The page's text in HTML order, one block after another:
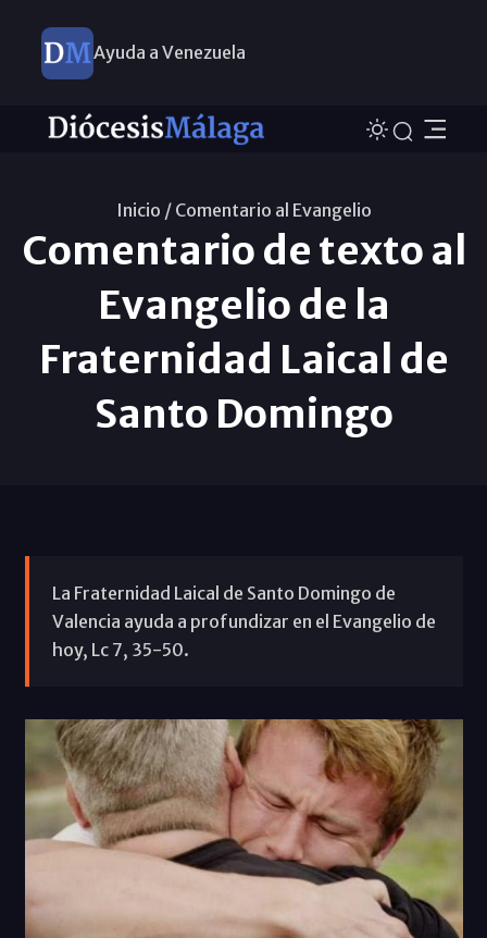
Ayuda a Venezuela
Inicio / Comentario al Evangelio
Comentario de texto al
Evangelio de la
Fraternidad Laical de
Santo Domingo
La Fraternidad Laical de Santo Domingo de
Valencia ayuda a profundizar en el Evangelio de
hoy, Lc 7, 35-50.